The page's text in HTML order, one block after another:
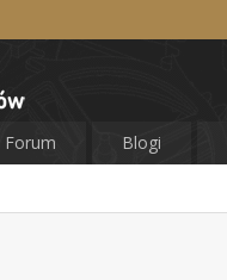
Forum Blogi